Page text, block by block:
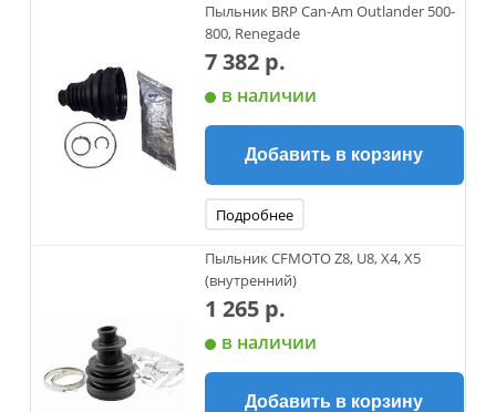
Пыльник BRP Can-Am Outlander 500-
800, Renegade
7 382 р.
в наличии
Добавить в корзину
Подробнее
Пыльник CFMOTO Z8, U8, X4, X5
(внутренний)
1 265 р.
в наличии
Добавить в корзину